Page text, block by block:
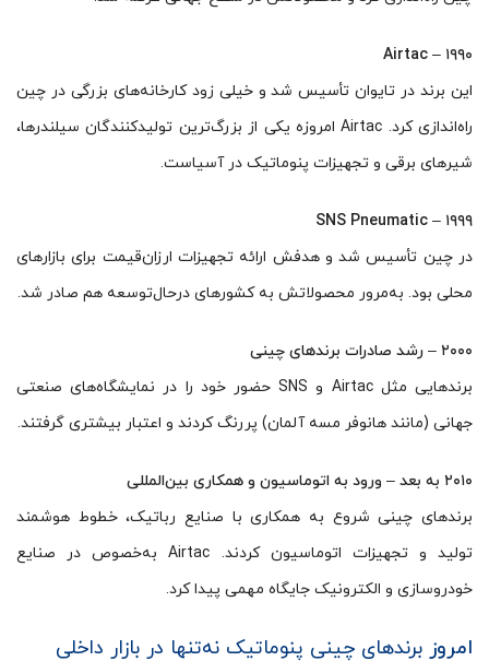
۱۹۹۰ – Airtac
این برند در تایوان تأسیس شد و خیلی زود کارخانه‌های بزرگی در چین
راه‌اندازی کرد. Airtac امروزه یکی از بزرگ‌ترین تولیدکنندگان سیلندرها،
شیرهای برقی و تجهیزات پنوماتیک در آسیاست.
۱۹۹۹ – SNS Pneumatic
در چین تأسیس شد و هدفش ارائه تجهیزات ارزان‌قیمت برای بازارهای
محلی بود. به‌مرور محصولاتش به کشورهای درحال‌توسعه هم صادر شد.
۲۰۰۰ – رشد صادرات برندهای چینی
برندهایی مثل Airtac و SNS حضور خود را در نمایشگاه‌های صنعتی
جهانی (مانند هانوفر مسه آلمان) پررنگ کردند و اعتبار بیشتری گرفتند.
۲۰۱۰ به بعد – ورود به اتوماسیون و همکاری بین‌المللی
برندهای چینی شروع به همکاری با صنایع رباتیک، خطوط هوشمند
تولید و تجهیزات اتوماسیون کردند. Airtac به‌خصوص در صنایع
خودروسازی و الکترونیک جایگاه مهمی پیدا کرد.
امروز برندهای چینی پنوماتیک نه‌تنها در بازار داخلی